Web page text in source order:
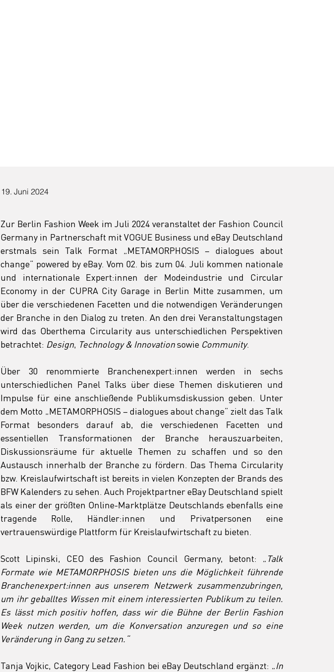
19. Juni 2024
Zur Berlin Fashion Week im Juli 2024 veranstaltet der Fashion Council
Germany in Partnerschaft mit VOGUE Business und eBay Deutschland
erstmals sein Talk Format „METAMORPHOSIS – dialogues about
change“ powered by eBay. Vom 02. bis zum 04. Juli kommen nationale
und internationale Expert:innen der Modeindustrie und Circular
Economy in der CUPRA City Garage in Berlin Mitte zusammen, um
über die verschiedenen Facetten und die notwendigen Veränderungen
der Branche in den Dialog zu treten. An den drei Veranstaltungstagen
wird das Oberthema Circularity aus unterschiedlichen Perspektiven
betrachtet: Design, Technology & Innovation sowie Community.
Über 30 renommierte Branchenexpert:innen werden in sechs
unterschiedlichen Panel Talks über diese Themen diskutieren und
Impulse für eine anschließende Publikumsdiskussion geben. Unter
dem Motto „METAMORPHOSIS – dialogues about change“ zielt das Talk
Format besonders darauf ab, die verschiedenen Facetten und
essentiellen Transformationen der Branche herauszuarbeiten,
Diskussionsräume für aktuelle Themen zu schaffen und so den
Austausch innerhalb der Branche zu fördern. Das Thema Circularity
bzw. Kreislaufwirtschaft ist bereits in vielen Konzepten der Brands des
BFW Kalenders zu sehen. Auch Projektpartner eBay Deutschland spielt
als einer der größten Online-Marktplätze Deutschlands ebenfalls eine
tragende Rolle, Händler:innen und Privatpersonen eine
vertrauenswürdige Plattform für Kreislaufwirtschaft zu bieten.
Scott Lipinski, CEO des Fashion Council Germany, betont: „ Talk
Formate wie METAMORPHOSIS bieten uns die Möglichkeit führende
Branchenexpert:innen aus unserem Netzwerk zusammenzubringen,
um ihr geballtes Wissen mit einem interessierten Publikum zu teilen.
Es lässt mich positiv hoffen, dass wir die Bühne der Berlin Fashion
Week nutzen werden, um die Konversation anzuregen und so eine
Veränderung in Gang zu setzen.“
Tanja Vojkic, Category Lead Fashion bei eBay Deutschland ergänzt: „In